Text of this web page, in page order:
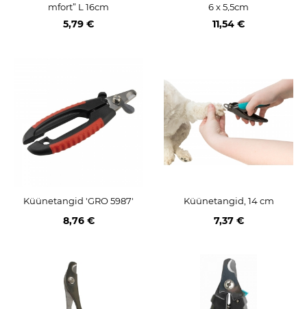
mfort” L 16cm
5,79 €
6 x 5,5cm
11,54 €
Küünetangid 'GRO 5987'
8,76 €
Küünetangid, 14 cm
7,37 €